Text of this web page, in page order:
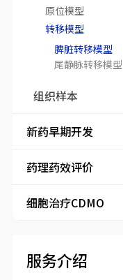
原位模型
转移模型
脾脏转移模型
尾静脉转移模型
组织样本
新药早期开发
药理药效评价
细胞治疗CDMO
服务介绍